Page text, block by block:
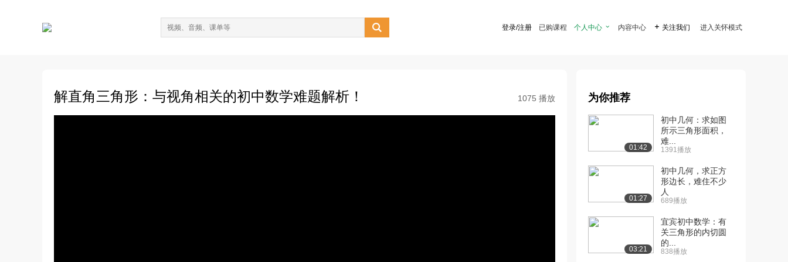
 登录/注册 已购课程 个人中心  内容中心  关注我们 进入关怀模式
解直角三角形：与视角相关的初中数学难题解析！ 1075 播放 为你推荐
01:42
初中几何：求如图
所示三角形面积，
难...
1391播放
01:27
初中几何，求正方
形边长，难住不少
人
689播放
03:21
宜宾初中数学：有
关三角形的内切圆
的...
838播放